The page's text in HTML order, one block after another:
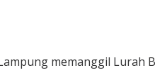
memanggil Lurah